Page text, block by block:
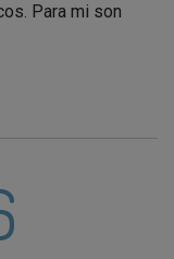
Para mi son